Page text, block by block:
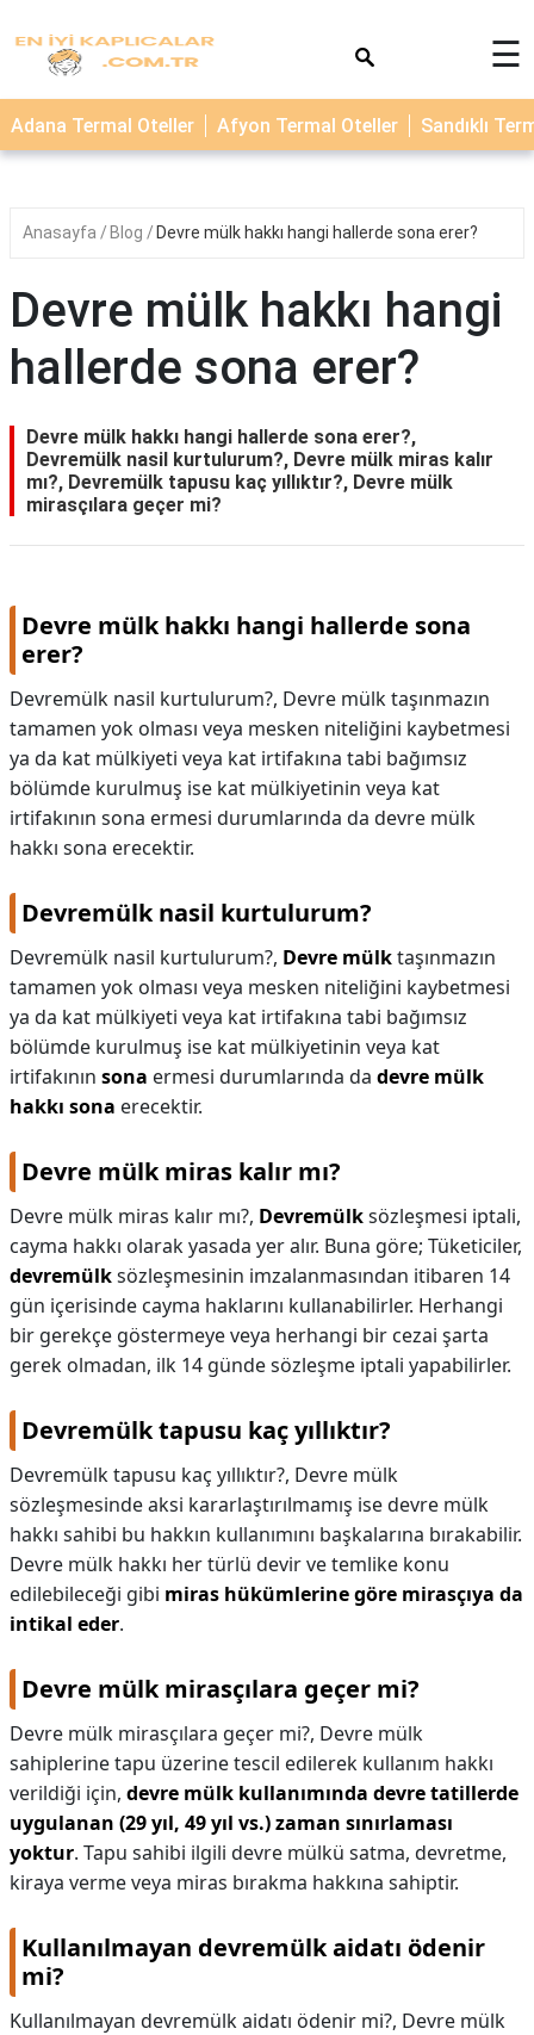
TERMAL
OTELLER
☰
Adana Termal Oteller Afyon Termal Oteller Sandıklı
Anasayfa Blog Devre mülk hakkı hangi hallerde sona erer?
Devre mülk hakkı hangi
hallerde sona erer?
Devre mülk hakkı hangi hallerde sona erer?,
Devremülk nasil kurtulurum?, Devre mülk miras kalır
mı?, Devremülk tapusu kaç yıllıktır?, Devre mülk
mirasçılara geçer mi?
Devre mülk hakkı hangi hallerde sona
erer?
Devremülk nasil kurtulurum?, Devre mülk taşınmazın
tamamen yok olması veya mesken niteliğini kaybetmesi
ya da kat mülkiyeti veya kat irtifakına tabi bağımsız
bölümde kurulmuş ise kat mülkiyetinin veya kat
irtifakının sona ermesi durumlarında da devre mülk
hakkı sona erecektir.
Devremülk nasil kurtulurum?
Devremülk nasil kurtulurum?, Devre mülktaşınmazın
tamamen yok olması veya mesken niteliğini kaybetmesi
ya da kat mülkiyeti veya kat irtifakına tabi bağımsız
bölümde kurulmuş ise kat mülkiyetinin veya kat
irtifakının sona ermesi durumlarında da devre mülk
hakkı sona erecektir.
Devre mülk miras kalır mı?
Devre mülk miras kalır mı?, Devremülksözleşmesi iptali,
cayma hakkı olarak yasada yer alır. Buna göre; Tüketiciler,
devremülksözleşmesinin imzalanmasından itibaren 14
gün içerisinde cayma haklarını kullanabilirler. Herhangi
bir gerekçe göstermeye veya herhangi bir cezai şarta
gerek olmadan, ilk 14 günde sözleşme iptali yapabilirler.
Devremülk tapusu kaç yıllıktır?
Devremülk tapusu kaç yıllıktır?, Devre mülk
sözleşmesinde aksi kararlaştırılmamış ise devre mülk
hakkı sahibi bu hakkın kullanımını başkalarına bırakabilir.
Devre mülk hakkı her türlü devir ve temlike konu
edilebileceği gibi miras hükümlerine göre mirasçıya da
intikal eder.
Devre mülk mirasçılara geçer mi?
Devre mülk mirasçılara geçer mi?, Devre mülk
sahiplerine tapu üzerine tescil edilerek kullanım hakkı
verildiği için, devre mülk kullanımında devre tatillerde
uygulanan (29 yıl, 49 yıl vs.)zaman sınırlaması
yoktur. Tapu sahibi ilgili devre mülkü satma, devretme,
kiraya verme veya miras bırakma hakkına sahiptir.
Kullanılmayan devremülk aidatı ödenir
mi?
Kullanılmayan devremülk aidatı ödenir mi?, Devre mülk